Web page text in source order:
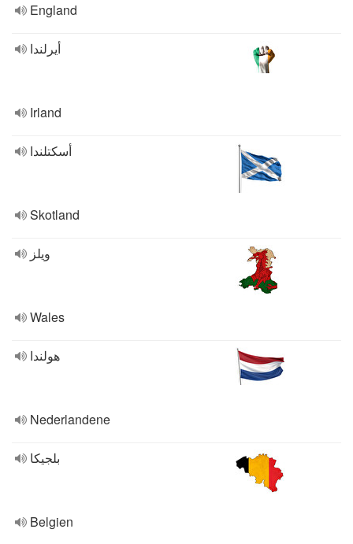
England
أيرلندا
Irland
أسكتلندا
Skotland
ويلز
Wales
هولندا
Nederlandene
بلجيكا
Belgien